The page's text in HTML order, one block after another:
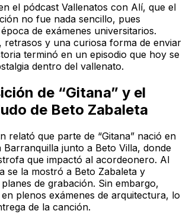
el pódcast Vallenatos con Alí, que el
no fue nada sencillo, pues
de exámenes universitarios.
retrasos y una curiosa forma de enviar
terminó en un episodio que hoy se
dentro del vallenato.
de “Gitana” y el
de Beto Zabaleta
relató que parte de “Gitana” nació en
junto a Beto Villa, donde
que impactó al acordeonero. Al
se la mostró a Beto Zabaleta y
de grabación. Sin embargo,
plenos exámenes de arquitectura, lo
de la canción.